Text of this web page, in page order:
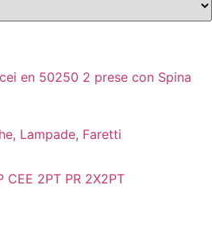
Lampade, Faretti
2PT PR 2X2PT